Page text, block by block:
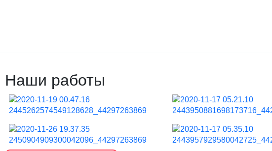
Наши работы